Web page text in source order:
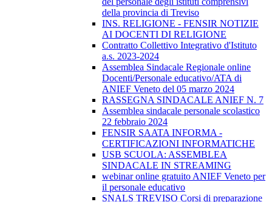
della provincia di Treviso
INS. RELIGIONE - FENSIR NOTIZIE
AI DOCENTI DI RELIGIONE
Contratto Collettivo Integrativo d'Istituto
a.s. 2023-2024
Assemblea Sindacale Regionale online
Docenti/Personale educativo/ATA di
ANIEF Veneto del 05 marzo 2024
RASSEGNA SINDACALE ANIEF N. 7
Assemblea sindacale personale scolastico
22 febbraio 2024
FENSIR SAATA INFORMA -
CERTIFICAZIONI INFORMATICHE
USB SCUOLA: ASSEMBLEA
SINDACALE IN STREAMING
webinar online gratuito ANIEF Veneto per
il personale educativo
SNALS TREVISO Corsi di preparazione